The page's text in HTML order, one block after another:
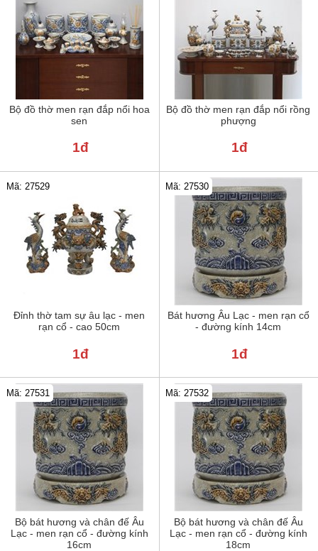
Bộ đồ thờ men rạn đắp nổi hoa
sen
1đ
Bộ đồ thờ men rạn đắp nổi rồng
phượng
1đ
Đỉnh thờ tam sự âu lạc - men
rạn cổ - cao 50cm
Mã: 27529
1đ
Bát hương Âu Lạc - men rạn cổ
- đường kính 14cm
Mã: 27530
1đ
Bộ bát hương và chân đế Âu
Lạc - men rạn cổ - đường kính
16cm
Mã: 27531
Bộ bát hương và chân đế Âu
Lạc - men rạn cổ - đường kính
18cm
Mã: 27532